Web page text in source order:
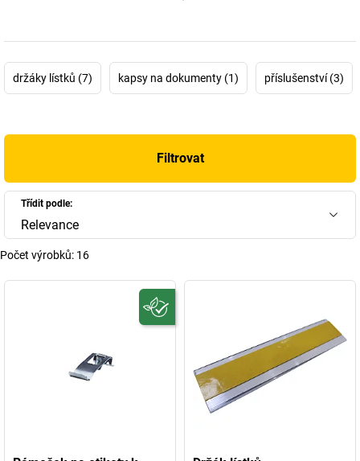
držáky lístků (7) kapsy na dokumenty (1) příslušenství (3)
Filtrovat
Třídit podle:
Relevance
Počet výrobků: 16